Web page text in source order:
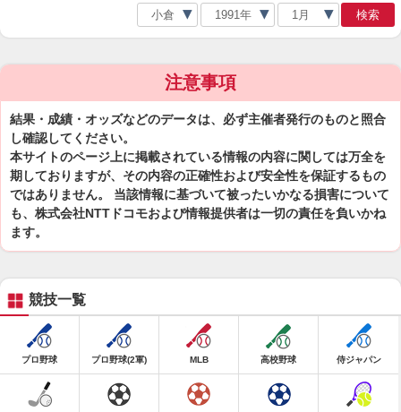
検索
注意事項
結果・成績・オッズなどのデータは、必ず主催者発行のものと照合
し確認してください。
本サイトのページ上に掲載されている情報の内容に関しては万全を
期しておりますが、その内容の正確性および安全性を保証するもの
ではありません。 当該情報に基づいて被ったいかなる損害について
も、株式会社NTTドコモおよび情報提供者は一切の責任を負いかね
ます。
競技一覧
プロ野球 プロ野球(2軍) MLB 高校野球 侍ジャパン